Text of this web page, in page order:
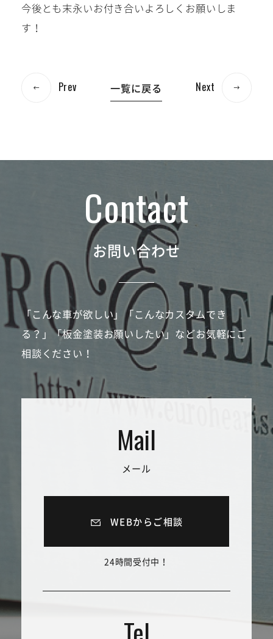
今後とも末永いお付き合いよろしくお願いしま
す！
Prev 一覧に戻る Next
お問い合わせ
「こんな車が欲しい」「こんなカスタムでき
る？」「板金塗装お願いしたい」などお気軽にご
相談ください！
メール
WEBからご相談
24時間受付中！